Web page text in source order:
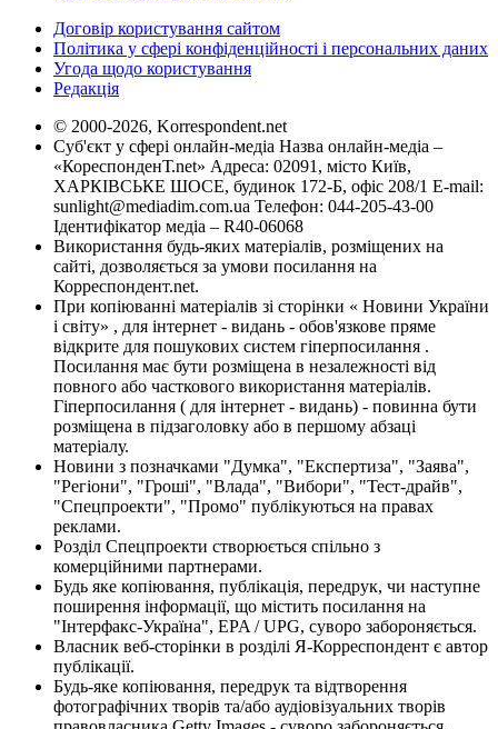
Договір користування сайтом
Політика у сфері конфіденційності і персональних даних
Угода щодо користування
Редакція
© 2000-2026, Korrespondent.net
Суб'єкт у сфері онлайн-медіа Назва онлайн-медіа –
«КореспонденТ.net» Адреса: 02091, місто Київ,
ХАРКІВСЬКЕ ШОСЕ, будинок 172-Б, офіс 208/1 E-mail:
sunlight@mediadim.com.ua Телефон: 044-205-43-00
Ідентифікатор медіа – R40-06068
Використання будь-яких матеріалів, розміщених на
сайті, дозволяється за умови посилання на
Корреспондент.net.
При копіюванні матеріалів зі сторінки « Новини України
і світу» , для інтернет - видань - обов'язкове пряме
відкрите для пошукових систем гіперпосилання .
Посилання має бути розміщена в незалежності від
повного або часткового використання матеріалів.
Гіперпосилання ( для інтернет - видань) - повинна бути
розміщена в підзаголовку або в першому абзаці
матеріалу.
Новини з позначками "Думка", "Експертиза", "Заява",
"Регіони", "Гроші", "Влада", "Вибори", "Тест-драйв",
"Спецпроекти", "Промо" публікуються на правах
реклами.
Розділ Спецпроекти створюється спільно з
комерційними партнерами.
Будь яке копіювання, публікація, передрук, чи наступне
поширення інформації, що містить посилання на
"Інтерфакс-Україна", EPA / UPG, суворо забороняється.
Власник веб-сторінки в розділі Я-Корреспондент є автор
публікації.
Будь-яке копіювання, передрук та відтворення
фотографічних творів та/або аудіовізуальних творів